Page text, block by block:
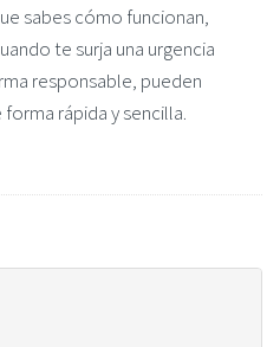
sabes cómo funcionan,
te surja una urgencia
responsable, pueden
rápida y sencilla.